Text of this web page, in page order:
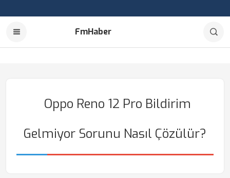
FmHaber
Oppo Reno 12 Pro Bildirim
Gelmiyor Sorunu Nasıl Çözülür?